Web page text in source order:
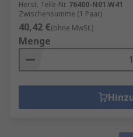
Herst. Teile-Nr. 76400-N01.W41
Zwischensumme (1 Paar)
40,42 €(ohne MwSt.)
Menge